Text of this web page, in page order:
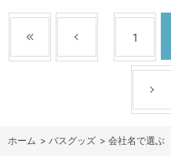
1
ホーム > バスグッズ > 会社名で選ぶ